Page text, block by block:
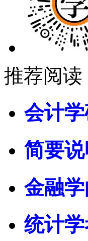
推荐阅读
会计
简要
金融
统计